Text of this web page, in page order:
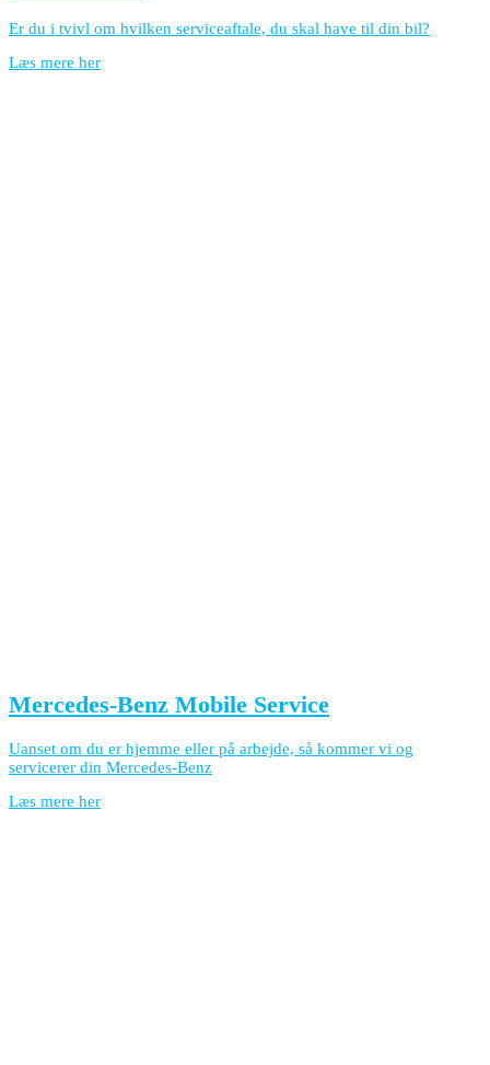
Er du i tvivl om hvilken serviceaftale, du skal have til din bil?
Læs mere her
Mercedes-Benz Mobile Service
Uanset om du er hjemme eller på arbejde, så kommer vi og
servicerer din Mercedes-Benz
Læs mere her